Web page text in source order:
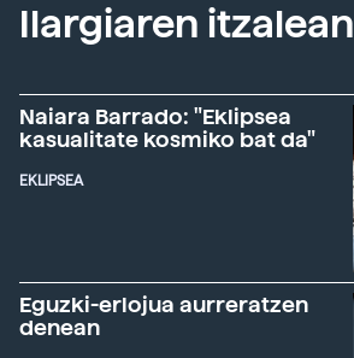
Ilargiaren itzalean
Naiara Barrado: "Eklipsea
kasualitate kosmiko bat da"
EKLIPSEA
Eguzki-erlojua aurreratzen
denean